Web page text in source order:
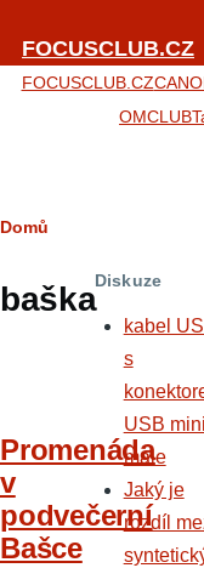
FOCUSCLUB.CZ
FOCUSCLUB.CZ
OMCLUB
Drobečková
navigace
Domů
baška
Promenáda
v
podvečerní
Bašce
Diskuze
kabel
s
USB
male
Jaký je
rozdíl